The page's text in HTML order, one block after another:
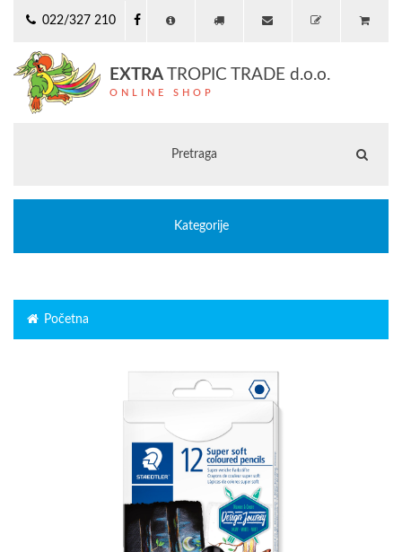
022/327 210
EXTRA TROPIC TRADE d.o.o.
ONLINE SHOP
Kategorije
Početna